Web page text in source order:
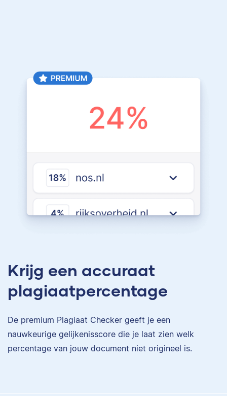
Krijg een accuraat
plagiaatpercentage
De premium Plagiaat Checker geeft je een
nauwkeurige gelijkenisscore die je laat zien welk
percentage van jouw document niet origineel is.